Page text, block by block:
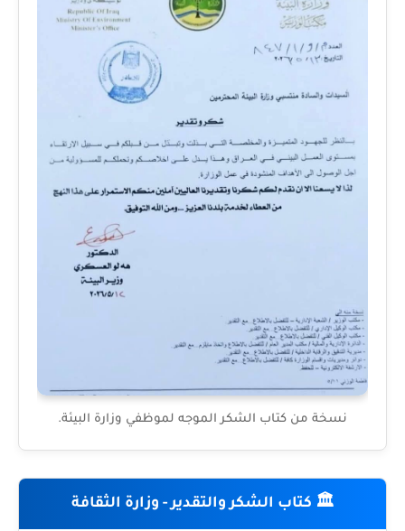
نسخة من كتاب الشكر الموجه لموظفي وزارة البيئة.
🏛️ كتاب الشكر والتقدير - وزارة الثقافة